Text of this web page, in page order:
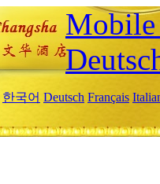
한국어 Deutsch Français